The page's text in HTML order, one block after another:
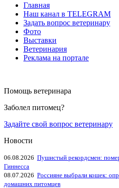
Главная
Наш канал в TELEGRAM
Задать вопрос ветеринару
Фото
Выставки
Ветеринария
Реклама на портале
Помощь ветеринара
Заболел питомец?
Задайте свой вопрос ветеринару
Новости
06.08.2026 Пушистый рекордсмен:
Гиннесса
08.07.2026 Россияне выбрали кошек:
домашних питомцев